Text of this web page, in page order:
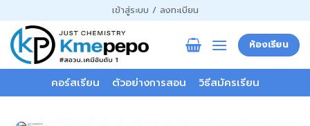
ไป
ยัง
เนื้อหา
เข้าสู่ระบบ / ลงทะเบียน
ห้องเรียน
คอร์สเรียน ตัวอย่างการสอน วิธีสมัครเรียน